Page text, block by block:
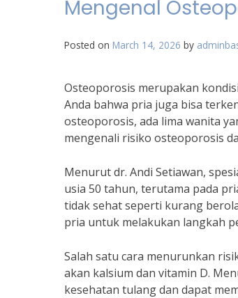
Mengenal
Posted on March 14, 2026 by
Osteoporosis merupakan
Anda bahwa pria juga bisa
osteoporosis, ada lima wanita
mengenali risiko osteoporosis
Menurut dr. Andi Setiawan,
usia 50 tahun, terutama pada
tidak sehat seperti kurang
pria untuk melakukan langkah
Salah satu cara menurunkan
akan kalsium dan vitamin D.
kesehatan tulang dan dapat